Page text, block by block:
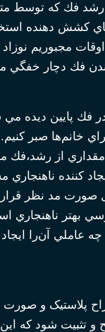
رشد فك كه
كشش دهنده
نوزاد
فك دچار
فك پايين ديده
سالگي براي آقايان و كمي زودتر
كننده
مد نظر قرار
بهتر ناهنجاري
عاملي آن‌را
پلاستیک و
و تثبيت شود كه